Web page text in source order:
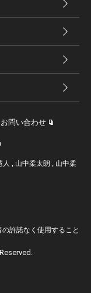
お問い合わせ
, 山中柔太朗 , 山中柔
許諾なく使用すること